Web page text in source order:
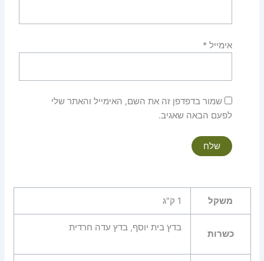
אימייל *
שמור בדפדפן זה את השם, האימייל והאתר שלי
לפעם הבאה שאגיב.
משקל 1 ק"ג
כשרות
בדץ בית יוסף, בדץ עדה חרדית